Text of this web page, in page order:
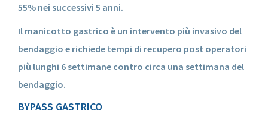
55% nei successivi 5 anni.
Il manicotto gastrico è un intervento più invasivo del
bendaggio e richiede tempi di recupero post operatori
più lunghi 6 settimane contro circa una settimana del
bendaggio.
BYPASS GASTRICO